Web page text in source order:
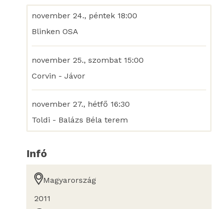
november 24., péntek 18:00
Blinken OSA
november 25., szombat 15:00
Corvin - Jávor
november 27., hétfő 16:30
Toldi - Balázs Béla terem
Infó
Magyarország
2011